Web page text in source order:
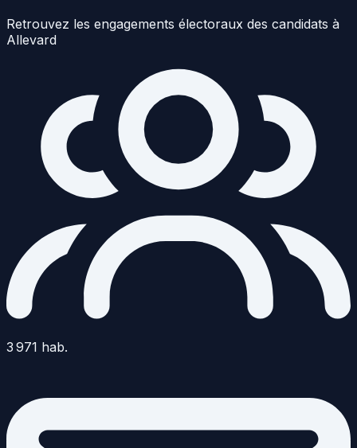
Retrouvez les engagements électoraux des candidats à
Allevard
3 971 hab.